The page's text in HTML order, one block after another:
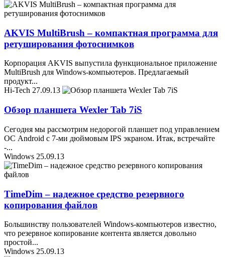
AKVIS MultiBrush – компактная программа для
ретуширования фотоснимков
Корпорация AKVIS выпустила функциональное приложение
MultiBrush для Windows-компьютеров. Предлагаемый
продукт...
Hi-Tech 27.09.13
Обзор планшета Wexler Tab 7iS
Сегодня мы рассмотрим недорогой планшет под управлением
ОС Android с 7-ми дюймовым IPS экраном. Итак, встречайте
-...
Windows 25.09.13
TimeDim – надежное средство резервного
копирования файлов
Большинству пользователей Windows-компьютеров известно,
что резервное копирование контента является довольно
простой...
Windows 25.09.13